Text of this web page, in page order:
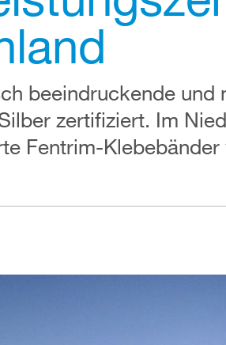
beeindruckende
zertifiziert. Im
Fentrim-Klebebänder